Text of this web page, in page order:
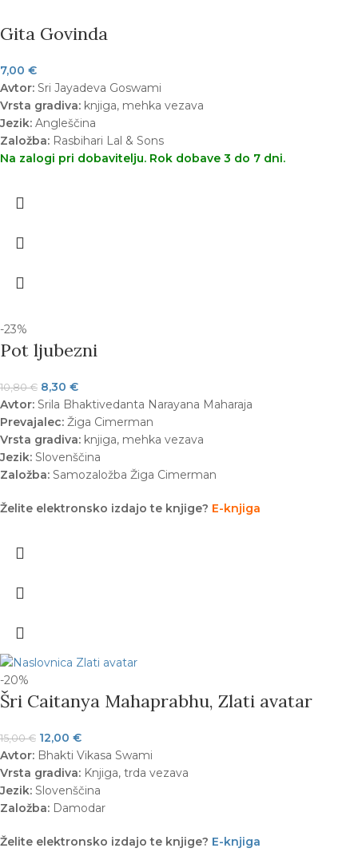
Gita Govinda
7,00 €
Avtor: Sri Jayadeva Goswami
Vrsta gradiva: knjiga, mehka vezava
Jezik: Angleščina
Založba: Rasbihari Lal & Sons
Na zalogi pri dobavitelju. Rok dobave 3 do 7 dni.
-23%
Pot ljubezni
10,80€ 8,30 €
Avtor: Srila Bhaktivedanta Narayana Maharaja
Prevajalec: Žiga Cimerman
Vrsta gradiva: knjiga, mehka vezava
Jezik: Slovenščina
Založba: Samozaložba Žiga Cimerman
Želite elektronsko izdajo te knjige? E-knjiga
-20%
Šri Caitanya Mahaprabhu, Zlati avatar
15,00€ 12,00 €
Avtor: Bhakti Vikasa Swami
Vrsta gradiva: Knjiga, trda vezava
Jezik: Slovenščina
Založba: Damodar
Želite elektronsko izdajo te knjige? E-knjiga